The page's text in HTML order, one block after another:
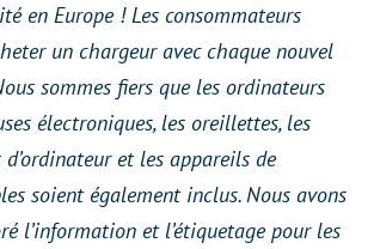
en Europe ! Les consommateurs
un chargeur avec chaque nouvel
sommes fiers que les ordinateurs
électroniques, les oreillettes, les
et les appareils de
soient également inclus. Nous avons
l’information et l’étiquetage pour les